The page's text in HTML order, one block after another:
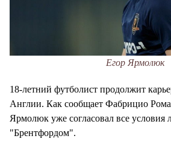
Егор Ярмолюк
18-летний футболист продолжит
Англии. Как сообщает Фабрицио
Ярмолюк уже согласовал все условия
"Брентфордом".